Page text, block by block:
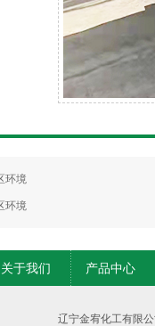
环境
环境
关于我们 产品中心
辽宁金宥化工有限